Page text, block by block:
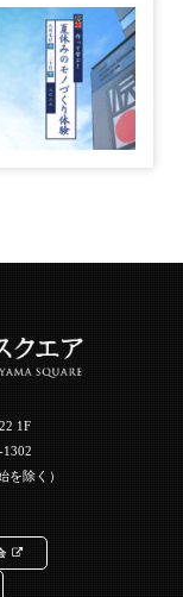
1F
1302
を除く）